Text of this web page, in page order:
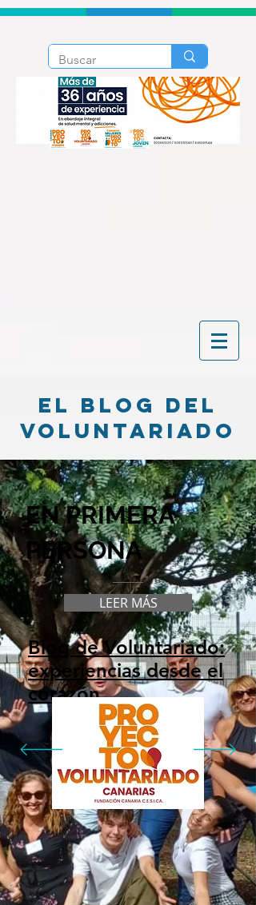
el blog del
voluntariado
EN PRIMERA
PERSONA
LEER MÁS
Blog de Voluntariado:
experiencias desde el
corazón